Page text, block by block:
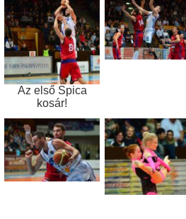
Az első Spica
kosár!